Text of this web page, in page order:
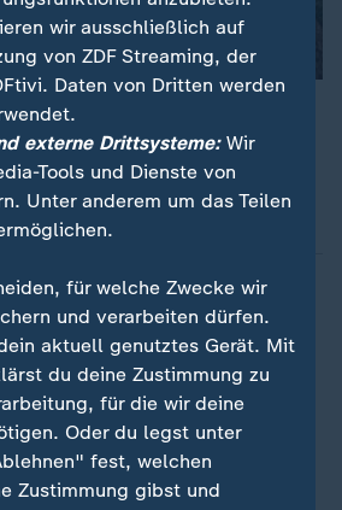
Regimes in Syrien feiern die
Wie es weitergeht, ist jedoch
den Schutzstatus von
Syrien?
sei es eine "ziemliche
ob die syrischen Geflüchteten
erklärt die stellvertretende
Sonja Kock.
wir ausschließlich auf
von ZDF Streaming, der
Daten von Dritten werden
externe Drittsysteme:Wir
Tools und Dienste von
Unter anderem um das Teilen
für welche Zwecke wir
und verarbeiten dürfen.
aktuell genutztes Gerät. Mit
du deine Zustimmung zu
für die wir deine
Oder du legst unter
fest, welchen
Zustimmung gibst und